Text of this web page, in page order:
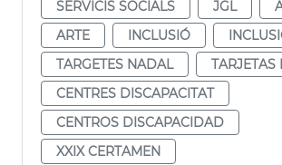
SERVICIS SOCIALS
JGL
ARTE
INCLUSIÓ
TARGETES NADAL
CENTRES DISCAPACITAT
CENTROS DISCAPACIDAD
XXIX CERTAMEN